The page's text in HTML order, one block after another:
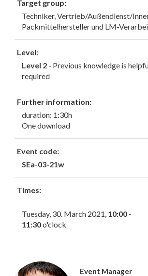
Target group:
Techniker, Vertrieb/Außendienst/
Packmittelhersteller und LM-
Level:
Level 2 - Previous knowledge is
required
Further information:
duration: 1:30h
One download
Event code:
SEa-03-21w
Times:
Tuesday, 30. March 2021, 10:00 -
11:30o'clock
Event Manager